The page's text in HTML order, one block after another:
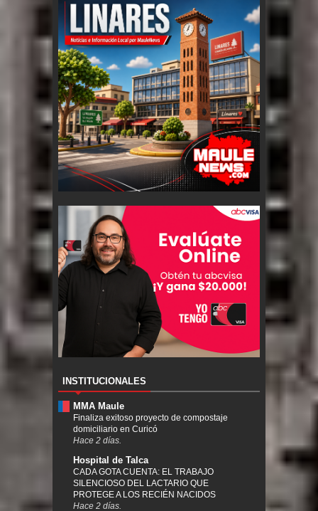
INSTITUCIONALES
MMA Maule
Finaliza exitoso proyecto de compostaje
domiciliario en Curicó
Hace 2 días.
Hospital de Talca
CADA GOTA CUENTA: EL TRABAJO
SILENCIOSO DEL LACTARIO QUE
PROTEGE A LOS RECIÉN NACIDOS
Hace 2 días.